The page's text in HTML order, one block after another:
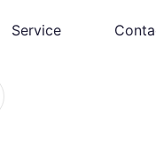
Service